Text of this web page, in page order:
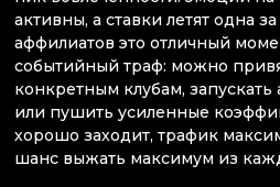
активны, а ставки летят одна
аффилиатов это отличный
событийный траф: можно
конкретным клубам,
или пушить усиленные
хорошо заходит, трафик
шанс выжать максимум из